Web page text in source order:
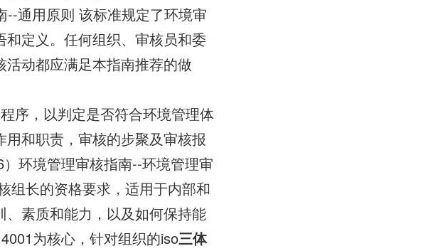
通用原则 该标准规定了环境审
定义。任何组织、审核员和委
动都应满足本指南推荐的做
序，以判定是否符合环境管理体
和职责，审核的步聚及审核报
环境管理审核指南--环境管理审
组长的资格要求，适用于内部和
素质和能力，以及如何保持能
为核心，针对组织的iso三体